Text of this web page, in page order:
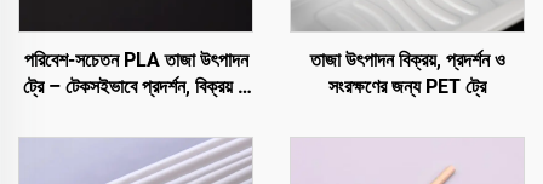
পরিবেশ-সচেতন PLA তাজা উৎপাদন
ট্রে – টেকসইভাবে প্রদর্শন, বিক্রয় ও
তাজা উৎপাদন বিক্রয়, প্রদর্শন ও
সংরক্ষণের জন্য PET ট্রে